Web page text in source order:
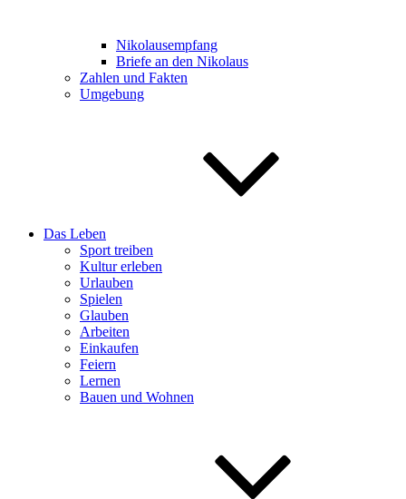
Nikolausempfang
Briefe an den Nikolaus
Zahlen und Fakten
Umgebung
Das Leben
Sport treiben
Kultur erleben
Urlauben
Spielen
Glauben
Arbeiten
Einkaufen
Feiern
Lernen
Bauen und Wohnen